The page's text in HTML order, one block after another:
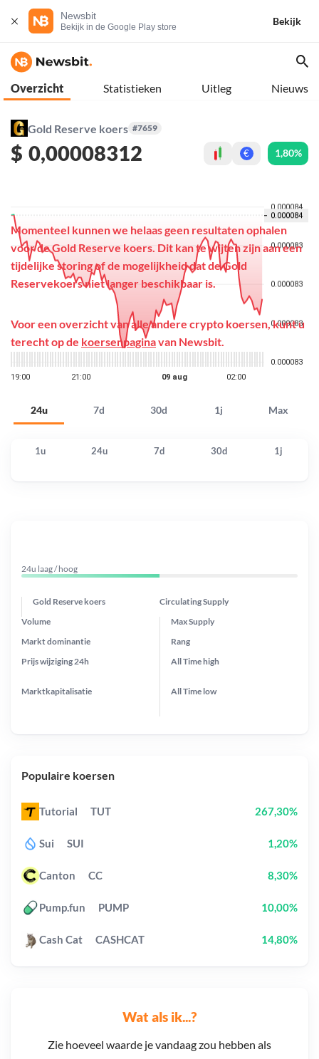
Newsbit
Bekijk in de Google Play store
Bekijk
Overzicht Statistieken Uitleg Nieuws
Gold Reserve koers #7659
$ 0,00008312 € 1,80%
24u 7d 30d 1j Max
Momenteel kunnen we helaas geen resultaten ophalen
voor de Gold Reserve koers. Dit kan te wijten zijn aan een
tijdelijke storing of de mogelijkheid dat de Gold
Reservekoers niet langer beschikbaar is.
Voor een overzicht van alle andere crypto koersen, kunt u
terecht op de koersenpaginavan Newsbit.
1u 24u 7d 30d 1j
Wat als ik...?
Zie hoeveel waarde je vandaag zou hebben als
24u laag / hoog
Gold Reserve koers Circulating Supply
Prijs wijziging 24h
Max Supply
Markt dominantie
Marktkapitalisatie
Volume
Rang
All Timehigh
All Time low
Populaire koersen
Tutorial TUT 267,30%
Sui SUI 1,20%
Canton CC 8,30%
Pump.fun PUMP 10,00%
Cash Cat CASHCAT 14,80%